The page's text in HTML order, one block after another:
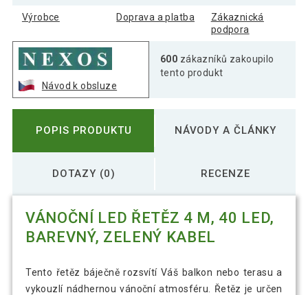
Výrobce Doprava a platba
Zákaznická
podpora
Návod k obsluze
600 zákazníků zakoupilo
tento produkt
POPIS PRODUKTU NÁVODY A ČLÁNKY
DOTAZY (0) RECENZE
VÁNOČNÍ LED ŘETĚZ 4 M, 40 LED,
BAREVNÝ, ZELENÝ KABEL
Tento řetěz báječně rozsvítí Váš balkon nebo terasu a
vykouzlí nádhernou vánoční atmosféru. Řetěz je určen